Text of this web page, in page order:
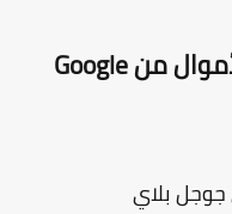
كيفية تقديم طلب استرداد الأموال من Google
بلاي